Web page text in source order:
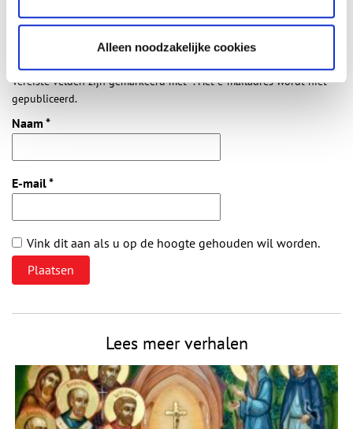
Alleen noodzakelijke cookies
Vereiste velden zijn gemarkeerd met *. Het e-mailadres wordt niet
gepubliceerd.
Naam *
E-mail*
Vink dit aan als u op de hoogte gehouden wil worden.
Lees meer verhalen